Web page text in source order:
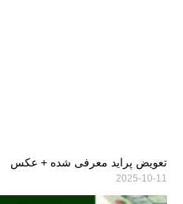
تعویض پراید معرفی شده + عکس
2025-10-11